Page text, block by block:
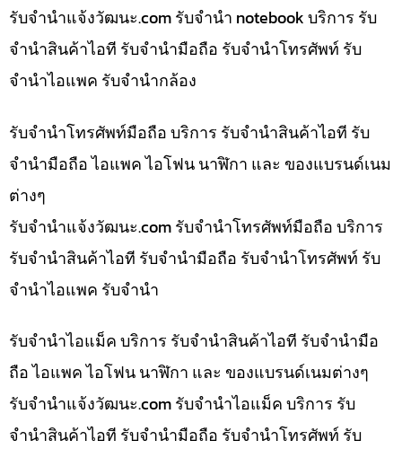
รับจํานําแจ้งวัฒนะ.com รับจำนำ notebook บริการ รับ
จำนำสินค้าไอที รับจำนำมือถือ รับจำนำโทรศัพท์ รับ
จำนำไอแพค รับจำนำกล้อง
รับจำนำโทรศัพท์มือถือ บริการ รับจำนำสินค้าไอที รับ
จำนำมือถือ ไอแพค ไอโฟน นาฬิกา และ ของแบรนด์เนม
ต่างๆ
รับจํานําแจ้งวัฒนะ.com รับจำนำโทรศัพท์มือถือ บริการ
รับจำนำสินค้าไอที รับจำนำมือถือ รับจำนำโทรศัพท์ รับ
จำนำไอแพค รับจำนำ
รับจำนำไอแม็ค บริการ รับจำนำสินค้าไอที รับจำนำมือ
ถือ ไอแพค ไอโฟน นาฬิกา และ ของแบรนด์เนมต่างๆ
รับจํานําแจ้งวัฒนะ.com รับจำนำไอแม็ค บริการ รับ
จำนำสินค้าไอที รับจำนำมือถือ รับจำนำโทรศัพท์ รับ